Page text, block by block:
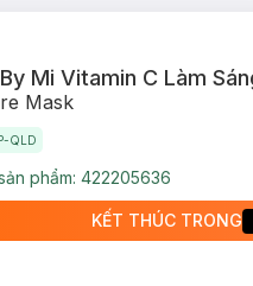
Mi Vitamin C Làm
Mask
QLD
phẩm: 422205636
KẾT THÚC TRONG